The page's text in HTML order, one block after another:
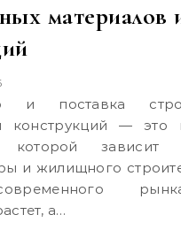
материалов
конструкций — это
которой зависит
и жилищного
а…